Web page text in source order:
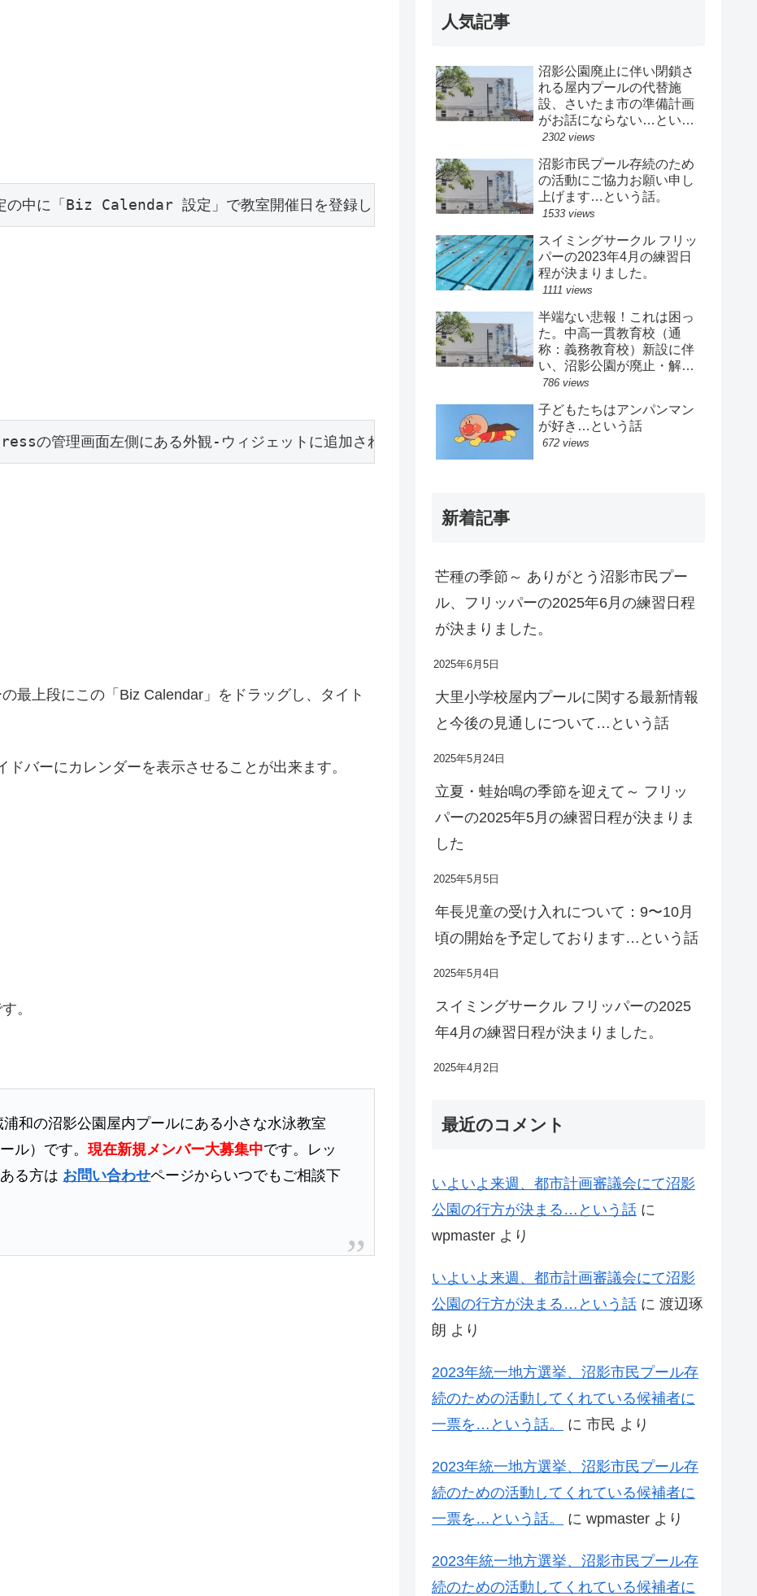
中に「Biz Calendar 設定」で教室開催日を登録します。
の管理画面左側にある外観-ウィジェットに追加された「Biz Calendar」を表示させたいウィジェットにド
最上段にこの「Biz Calendar」をドラッグし、タイト
バーにカレンダーを表示させることが出来ます。
。
和の沼影公園屋内プールにある小さな水泳教室
ル）です。現在新規メンバー大募集中です。レッ
る方は お問い合わせページからいつでもご相談下
人気記事
沼影公園廃止に伴い閉鎖さ
れる屋内プールの代替施
設、さいたま市の準備計画
がお話にならない…という
話。
2302 views
沼影市民プール存続のため
の活動にご協力お願い申し
上げます…という話。
1533 views
スイミングサークル フリッ
パーの2023年4月の練習日
程が決まりました。
1111 views
半端ない悲報！これは困っ
た。中高一貫教育校（通
称：義務教育校）新設に伴
い、沼影公園が廃止・解体
されてしまう…という話。
786 views
子どもたちはアンパンマン
が好き…という話
672 views
新着記事
芒種の季節～ ありがとう沼影市民プー
ル、フリッパーの2025年6月の練習日程
が決まりました。
2025年6月5日
大里小学校屋内プールに関する最新情報
と今後の見通しについて…という話
2025年5月24日
立夏・蛙始鳴の季節を迎えて～ フリッ
パーの2025年5月の練習日程が決まりま
した
2025年5月5日
年長児童の受け入れについて：9〜10月
頃の開始を予定しております…という話
2025年5月4日
スイミングサークル フリッパーの2025
年4月の練習日程が決まりました。
2025年4月2日
最近のコメント
いよいよ来週、都市計画審議会にて沼影
公園の行方が決まる…という話 に
wpmaster より
いよいよ来週、都市計画審議会にて沼影
公園の行方が決まる…という話 に 渡辺琢
朗 より
2023年統一地方選挙、沼影市民プール存
続のための活動してくれている候補者に
一票を…という話。
に 市民 より
2023年統一地方選挙、沼影市民プール存
続のための活動してくれている候補者に
一票を…という話。
に wpmaster より
2023年統一地方選挙、沼影市民プール存
続のための活動してくれている候補者に